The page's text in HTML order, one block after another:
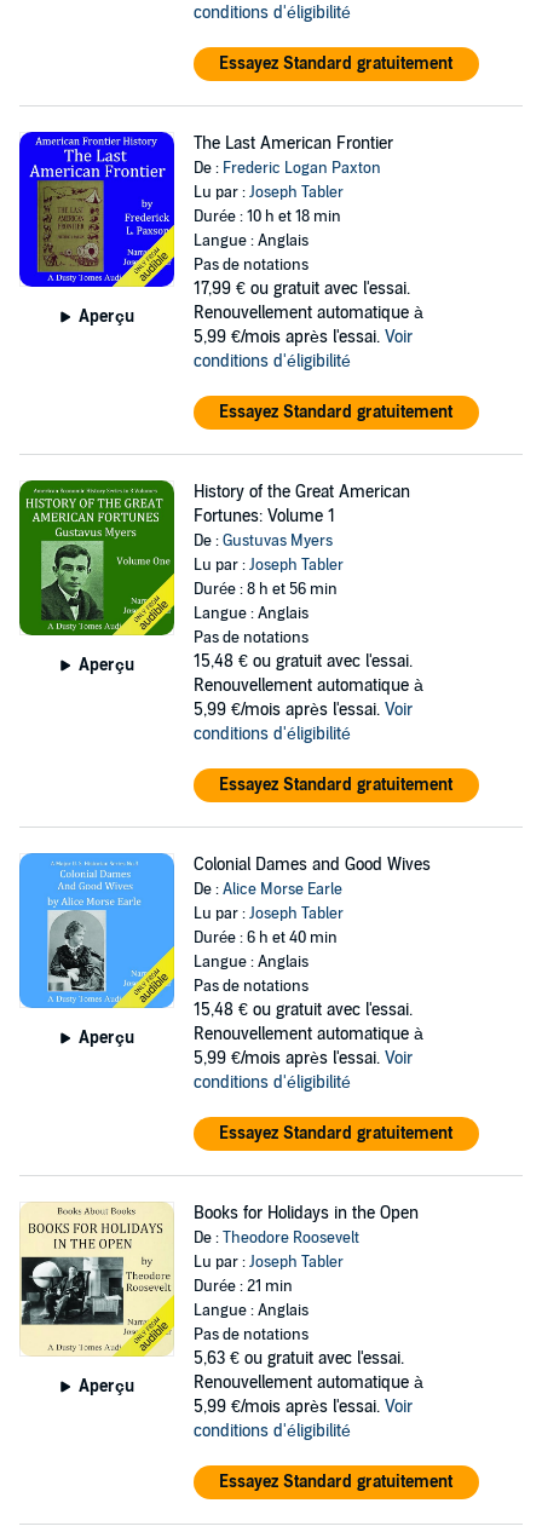
conditions d'éligibilité
Essayez Standard gratuitement
Aperçu
The Last American Frontier
De : Frederic Logan Paxton
Lu par :Joseph Tabler
Durée : 10 h et 18 min
Langue : Anglais
Pas de notations
17,99 € ou gratuit avec l'essai.
Renouvellement automatique à
5,99 €/mois après l'essai. Voir
conditions d'éligibilité
Essayez Standard gratuitement
Aperçu
History of the Great American
Fortunes: Volume 1
De :Gustuvas Myers
Lu par :Joseph Tabler
Durée : 8 h et 56 min
Langue : Anglais
Pas de notations
15,48 € ou gratuit avec l'essai.
Renouvellement automatique à
5,99 €/mois après l'essai. Voir
conditions d'éligibilité
Essayez Standard gratuitement
Aperçu
Colonial Dames and Good Wives
De :Alice Morse Earle
Lu par :Joseph Tabler
Durée : 6 h et 40 min
Langue : Anglais
Pas de notations
15,48 € ou gratuit avec l'essai.
Renouvellement automatique à
5,99 €/mois après l'essai. Voir
conditions d'éligibilité
Essayez Standard gratuitement
Aperçu
Books for Holidays in the Open
De :Theodore Roosevelt
Lu par :Joseph Tabler
Durée : 21 min
Langue : Anglais
Pas de notations
5,63 € ou gratuit avec l'essai.
Renouvellement automatique à
5,99 €/mois après l'essai. Voir
conditions d'éligibilité
Essayez Standard gratuitement